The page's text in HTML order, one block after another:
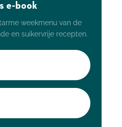
e-book
weekmenu van de
en suikervrije recepten.